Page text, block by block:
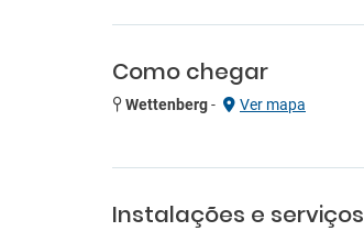
Como chegar
Wettenberg- Ver mapa
Instalações e serviços